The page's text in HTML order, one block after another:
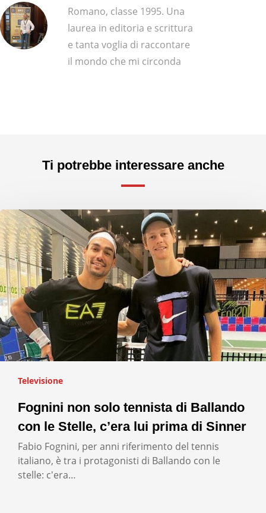
Romano, classe 1995. Una
laurea in editoria e scrittura
e tanta voglia di raccontare
il mondo che mi circonda
Ti potrebbe interessare anche
Televisione
Fognini non solo tennista di Ballando
con le Stelle, c’era lui prima di Sinner
Fabio Fognini, per anni riferimento del tennis
italiano, è tra i protagonisti di Ballando con le
stelle: c'era…